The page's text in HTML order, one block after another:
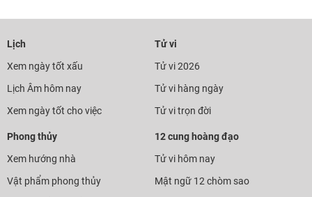
Lịch
Xem ngày tốt xấu
Lịch Âm hôm nay
Xem ngày tốt cho việc
Tử vi
Tử vi 2026
Tử vi hàng ngày
Tử vi trọn đời
Phong thủy
Xem hướng nhà
Vật phẩm phong thủy
12 cung hoàng đạo
Tử vi hôm nay
Mật ngữ 12 chòm sao